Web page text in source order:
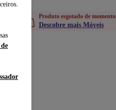
Produto esgotado de momento
Descobre mais Móveis